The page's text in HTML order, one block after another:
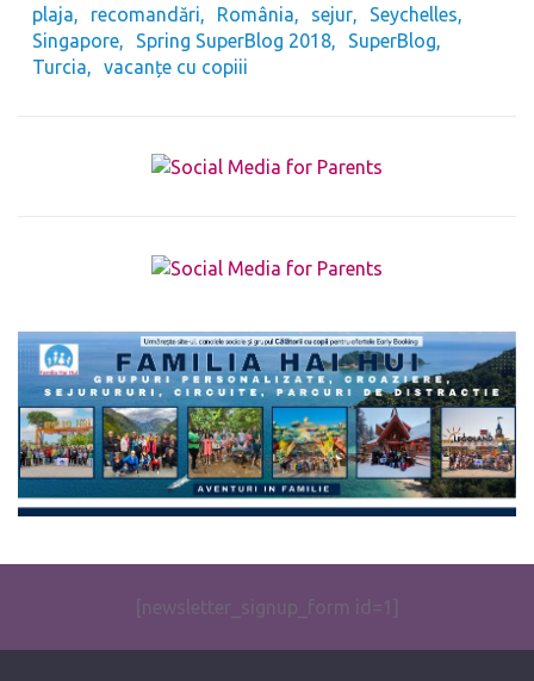
plaja
recomandări România sejur
Seychelles
Singapore
Spring SuperBlog 2018
SuperBlog
Turcia
vacanțe cu copiii
The form you have selected does not exist.
[newsletter_signup_form id=1]